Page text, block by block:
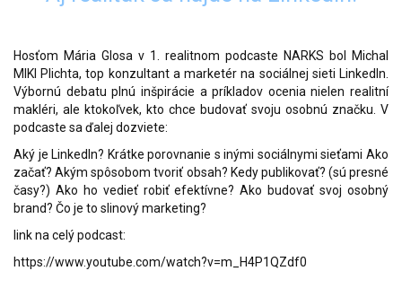
Hosťom Mária Glosa v 1. realitnom podcaste NARKS bol Michal
MIKI Plichta, top konzultant a marketér na sociálnej sieti LinkedIn.
Výbornú debatu plnú inšpirácie a príkladov ocenia nielen realitní
makléri, ale ktokoľvek, kto chce budovať svoju osobnú značku. V
podcaste sa ďalej dozviete:
Aký je LinkedIn? Krátke porovnanie s inými sociálnymi sieťami Ako
začať? Akým spôsobom tvoriť obsah? Kedy publikovať? (sú presné
časy?) Ako ho vedieť robiť efektívne? Ako budovať svoj osobný
brand? Čo je to slinový marketing?
link na celý podcast:
https://www.youtube.com/watch?v=m_H4P1QZdf0